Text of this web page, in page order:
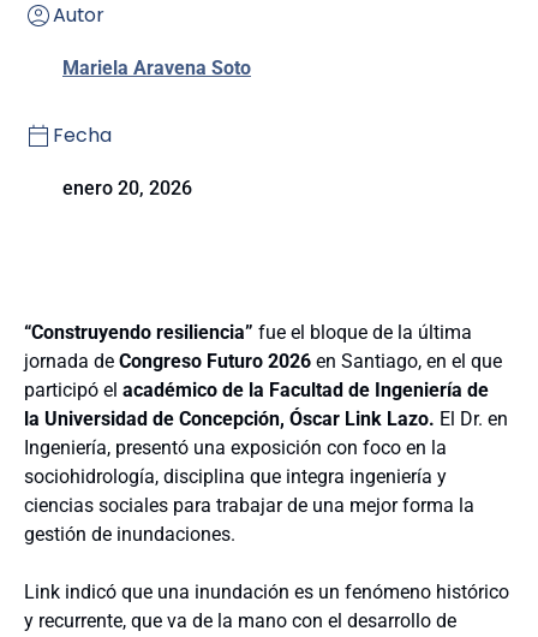
Autor
Mariela Aravena Soto
Fecha
enero 20, 2026
“Construyendo resiliencia” fue el bloque de la última
jornada de Congreso Futuro 2026 en Santiago, en el que
participó el académico de la Facultad de Ingeniería de
la Universidad de Concepción, Óscar Link Lazo. El Dr. en
Ingeniería, presentó una exposición con foco en la
sociohidrología, disciplina que integra ingeniería y
ciencias sociales para trabajar de una mejor forma la
gestión de inundaciones.
Link indicó que una inundación es un fenómeno histórico
y recurrente, que va de la mano con el desarrollo de